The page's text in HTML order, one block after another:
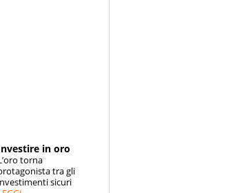
in oro
torna
tra gli
sicuri